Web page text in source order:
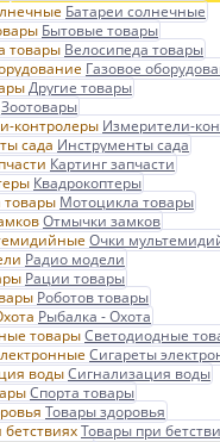
Батареи солнечные
Бытовые товары
Велосипеда товары
Газовое
Другие товары
Зоотовары
Измерители-
Инструменты сада
Картинг запчасти
Квадрокоптеры
Мотоцикла товары
Отмычки замков
Очки
Радио модели
Рации товары
Роботов товары
Рыбалка - Охота
Светодиодные
Сигареты
Сигнализация воды
Спорта товары
Товары здоровья
Товары при